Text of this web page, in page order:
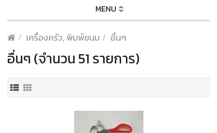
MENU
เครื่องครัว, พิมพ์ขนม อื่นๆ
อื่นๆ (จำนวน 51 รายการ)